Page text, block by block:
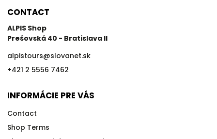
CONTACT
ALPIS Shop
Prešovská 40 - Bratislava II
alpistours@slovanet.sk
+421 2 5556 7462
INFORMÁCIE PRE VÁS
Contact
Shop Terms